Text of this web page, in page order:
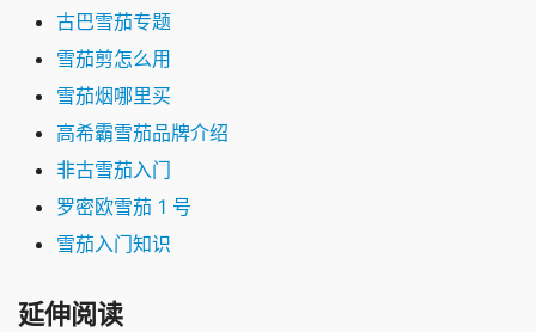
古巴雪茄专题
雪茄剪怎么用
雪茄烟哪里买
高希霸雪茄品牌介绍
非古雪茄入门
罗密欧雪茄 1 号
雪茄入门知识
延伸阅读